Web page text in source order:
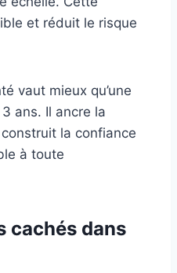
et réduit le risque
vaut mieux qu’une
ans. Il ancre la
la confiance
à toute
cachés dans